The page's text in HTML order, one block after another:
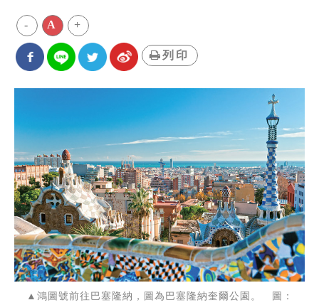
- A +
列印
▲鴻圖號前往巴塞隆納，圖為巴塞隆納奎爾公園。 圖：